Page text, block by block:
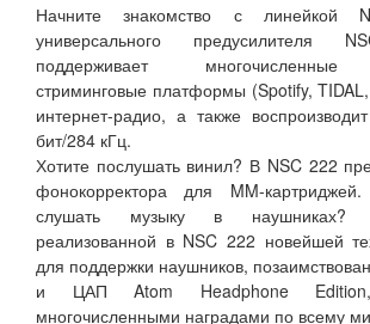
Начните знакомство с линейкой
универсального
поддерживает многочисленные
стриминговые платформы (Spotify,
интернет-радио, а также
бит/284 кГц.
Хотите послушать винил? В NSC 222
фонокорректора для MM-картриджей.
слушать музыку в наушниках?
реализованной в NSC 222 новейшей
для поддержки наушников,
и ЦАП Atom Headphone Edition,
многочисленными наградами по всему